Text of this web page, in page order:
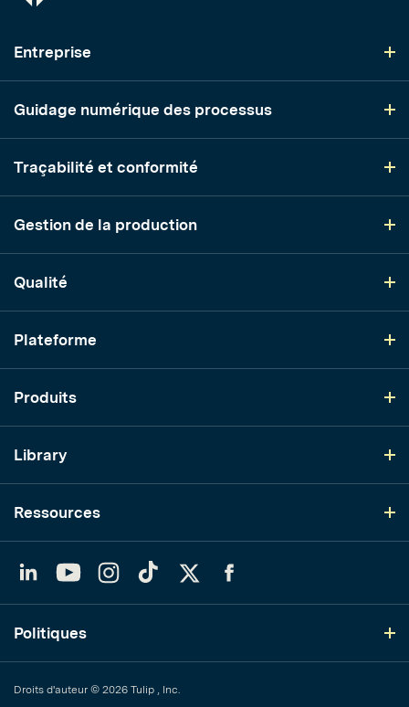
Entreprise
Guidage numérique des processus
Traçabilité et conformité
Gestion de la production
Qualité
Plateforme
Produits
Library
Ressources
YouTubeInstagram
TikTok
Politiques
Droits d'auteur © 2026 Tulip , Inc.